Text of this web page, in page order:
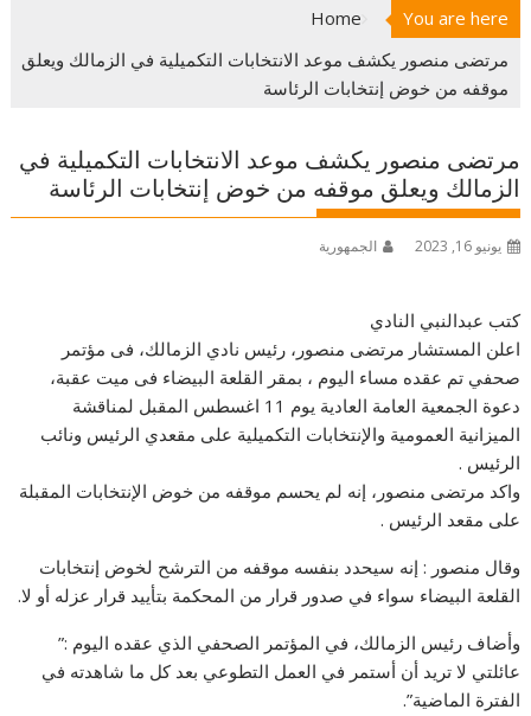
You are here
Home
مرتضى منصور يكشف موعد الانتخابات التكميلية في الزمالك ويعلق
موقفه من خوض إنتخابات الرئاسة
مرتضى منصور يكشف موعد الانتخابات التكميلية في
الزمالك ويعلق موقفه من خوض إنتخابات الرئاسة
يونيو 16, 2023 الجمهورية
كتب عبدالنبي النادي
اعلن المستشار مرتضى منصور، رئيس نادي الزمالك، فى مؤتمر
صحفي تم عقده مساء اليوم ، بمقر القلعة البيضاء فى ميت عقبة،
دعوة الجمعية العامة العادية يوم 11 اغسطس المقبل لمناقشة
الميزانية العمومية والإنتخابات التكميلية على مقعدي الرئيس ونائب
الرئيس .
واكد مرتضى منصور، إنه لم يحسم موقفه من خوض الإنتخابات المقبلة
على مقعد الرئيس .
وقال منصور : إنه سيحدد بنفسه موقفه من الترشح لخوض إنتخابات
القلعة البيضاء سواء في صدور قرار من المحكمة بتأييد قرار عزله أو لا.
وأضاف رئيس الزمالك، في المؤتمر الصحفي الذي عقده اليوم :”
عائلتي لا تريد أن أستمر في العمل التطوعي بعد كل ما شاهدته في
الفترة الماضية”.